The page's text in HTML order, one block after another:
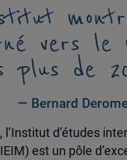
vers le
plus de
— Bernard
l’Institut d’études
est un pôle